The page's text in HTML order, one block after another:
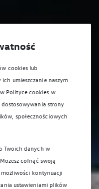
cookies lub
umieszczanie naszym
Polityce cookies w
strony
społecznościowych
Twoich danych w
cofnąć swoją
kontynuacji
ustawieniami plików